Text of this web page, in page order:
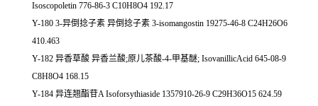
Isoscopoletin 776-86-3 C10H8O4 192.17
Y-180 3-异倒捻子素 异倒捻子素 3-isomangostin 19275-46-8 C24H26O6
410.463
Y-182 异香草酸 异香兰酸;原儿茶酸-4-甲基醚; IsovanillicAcid 645-08-9
C8H8O4 168.15
Y-184 异连翘酯苷A Isoforsythiaside 1357910-26-9 C29H36O15 624.59